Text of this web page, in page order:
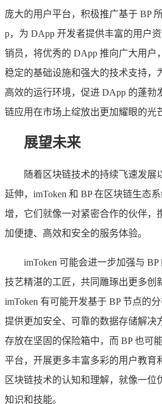
庞大的用户平台，积极推广基于 BP
p，为 DApp 开发者提供丰富的用户
销员，将优秀的 DApp 推向广大用户
稳定的基础设施和强大的技术支持，
高效的运行环境，促进 DApp 的蓬勃
链应用在市场上绽放出更加耀眼的光
展望未来
随着区块链技术的持续飞速发展
延伸，imToken 和 BP 在区块链生态
增，它们就像一对紧密合作的伙伴，
加便捷、高效和安全的服务体验。
imToken 可能会进一步加强与
技艺精湛的工匠，共同雕琢出更多创
imToken 有可能开发基于 BP 节点的
提供更加安全、可靠的数据存储解决
存放在坚固的保险箱中，而 BP 也可
平台，开展更多丰富多彩的用户教育
区块链技术的认知和理解，就像一位
知识和技能。